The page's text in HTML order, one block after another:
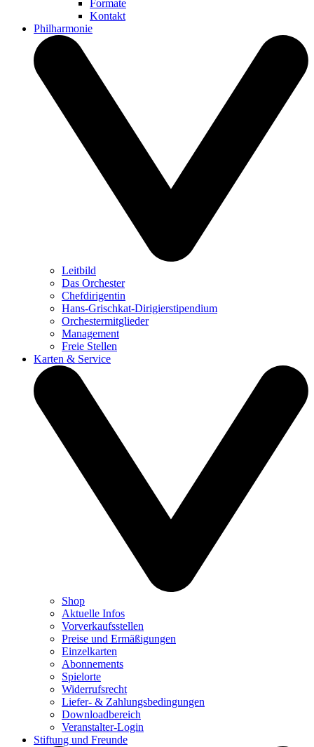
Formate
Kontakt
Philharmonie
Leitbild
Das Orchester
Chefdirigentin
Hans-Grischkat-Dirigierstipendium
Orchestermitglieder
Management
Freie Stellen
Karten & Service
Shop
Aktuelle Infos
Vorverkaufsstellen
Preise und Ermäßigungen
Einzelkarten
Abonnements
Spielorte
Widerrufsrecht
Liefer- & Zahlungsbedingungen
Downloadbereich
Veranstalter-Login
Stiftung und Freunde